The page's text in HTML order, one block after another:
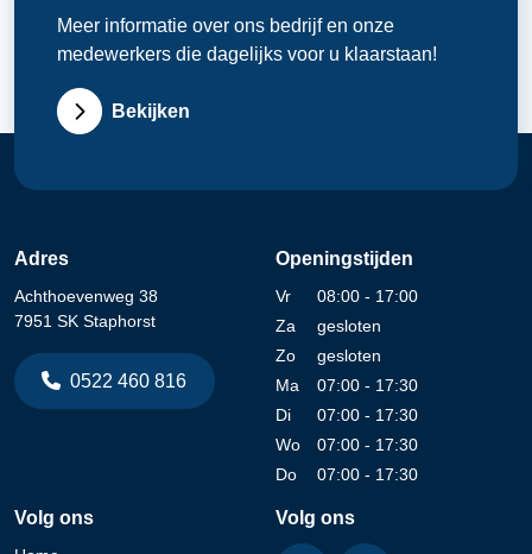
Meer informatie over ons bedrijf en onze
medewerkers die dagelijks voor u klaarstaan!
Bekijken
Adres
Achthoevenweg 38
7951 SK Staphorst
0522 460 816
Openingstijden
Vr
08:00 - 17:00
Za
gesloten
Zo
gesloten
Ma
07:00 - 17:30
Di
07:00 - 17:30
Wo
07:00 - 17:30
Do
07:00 - 17:30
Volg ons Volg ons